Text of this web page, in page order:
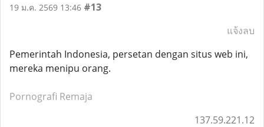
19 ม.ค. 2569 13:46 #13
แจ้งลบ
Pemerintah Indonesia, persetan dengan situs web ini,
mereka menipu orang.
Pornografi Remaja
137.59.221.12